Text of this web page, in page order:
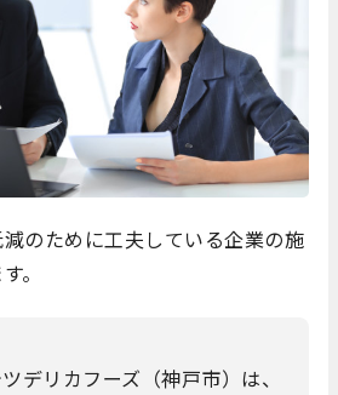
のために工夫している企業の施
。
デリカフーズ（神戸市）は、